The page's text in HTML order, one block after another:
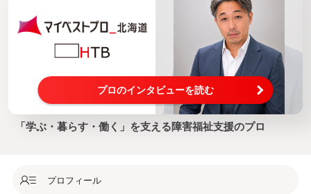
プロのインタビューを読む
「学ぶ・暮らす・働く」を支える障害福祉支援のプロ
プロフィール